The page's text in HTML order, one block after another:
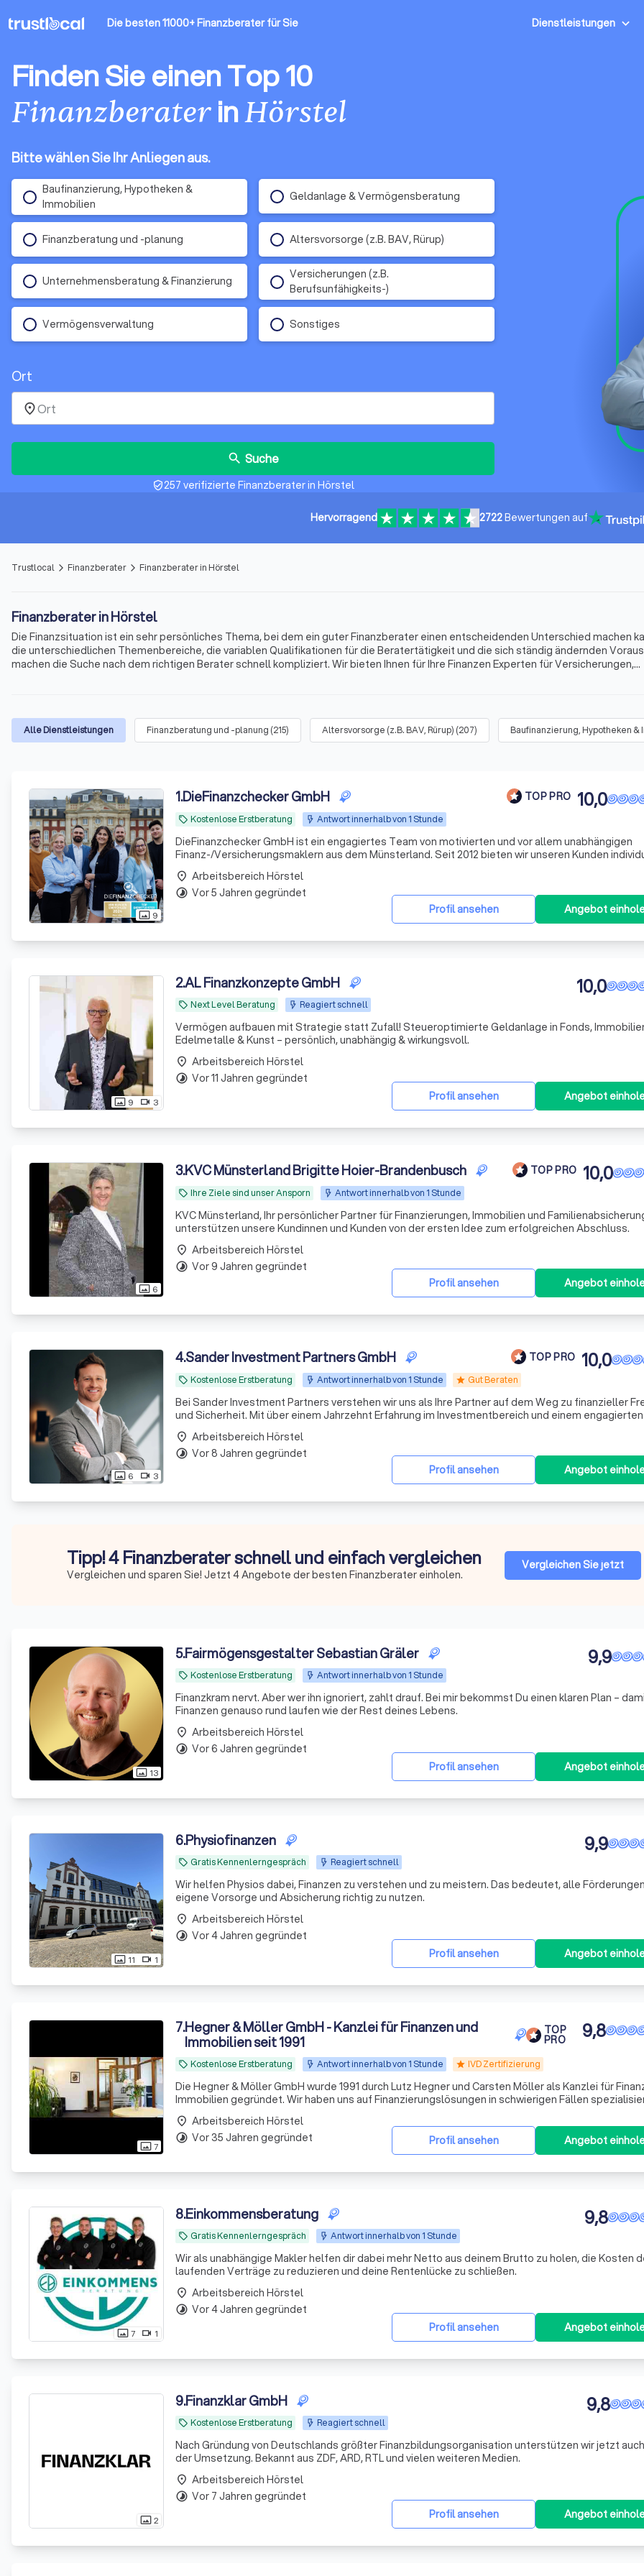
Die besten 11000+ Finanzberater für Sie Dienstleistungen
Finden Sie einen Top 10
FinanzberaterinHörstel
Bitte wählen Sie Ihr Anliegen aus.
Baufinanzierung, Hypotheken &
Immobilien
Geldanlage & Vermögensberatung
Finanzberatung und -planung Altersvorsorge (z.B. BAV, Rürup)
Unternehmensberatung & Finanzierung
Versicherungen (z.B.
Berufsunfähigkeits-)
Vermögensverwaltung Sonstiges
Ort
place
search Suche
verified_user257 verifizierte Finanzberater in Hörstel
Hervorragend 2722Bewertungen auf
Trustlocal arrow_forward_ios Finanzberater arrow_forward_ios Finanzberater in Hörstel
Finanzberater in Hörstel
Die Finanzsituation ist ein sehr persönliches Thema, bei dem ein guter Finanzberater einen entscheidenden Unterschied machen
die unterschiedlichen Themenbereiche, die variablen Qualifikationen für die Beratertätigkeit und die sich ständig ändernden
machen die Suche nach dem richtigen Berater schnell kompliziert. Wir bieten Ihnen für Ihre Finanzen Experten für Versicherungen,
Alle Dienstleistungen Finanzberatung und -planung (215) Altersvorsorge (z.B. BAV, Rürup) (207) Baufinanzierung, Hypotheken &
photo_size_select_actual 9
1.DieFinanzchecker GmbH TOP PRO
local_offer Kostenlose Erstberatung Antwort innerhalb von 1 Stunde
10,0
DieFinanzchecker GmbH ist ein engagiertes Team von motivierten und vor allem unabhängigen
Finanz-/Versicherungsmaklern aus dem Münsterland. Seit 2012 bieten wir unseren Kunden
und zielorientierte Produkte an, wobei wir den Fokus auf Transparenz und Verständlichkeit setzen.
sind uns
Profil ansehen
Angebot
place Arbeitsbereich Hörstel
timelapse Vor 5 Jahren gegründet
photo_size_select_actual 9 videocam 3
2.AL Finanzkonzepte GmbH
local_offer Next Level Beratung Reagiert schnell
10,0
Vermögen aufbauen mit Strategie statt Zufall! Steueroptimierte Geldanlage in Fonds,
Edelmetalle & Kunst – persönlich, unabhängig & wirkungsvoll.
Profil ansehen Angebot
place Arbeitsbereich Hörstel
timelapse Vor 11 Jahren gegründet
photo_size_select_actual 6
3.KVC Münsterland Brigitte Hoier-Brandenbusch TOP PRO
local_offer Ihre Ziele sind unser Ansporn Antwort innerhalb von 1 Stunde
10,0
KVC Münsterland, Ihr persönlicher Partner für Finanzierungen, Immobilien und
unterstützen unsere Kundinnen und Kunden von der ersten Idee zum erfolgreichen Abschluss.
Profil ansehen Angebot
place Arbeitsbereich Hörstel
timelapse Vor 9 Jahren gegründet
photo_size_select_actual 6 videocam 3
4.Sander Investment Partners GmbH TOP PRO
local_offer Kostenlose Erstberatung Antwort innerhalb von 1 Stunde star Gut Beraten
10,0
Bei Sander Investment Partners verstehen wir uns als Ihre Partner auf dem Weg zu finanzieller
und Sicherheit. Mit über einem Jahrzehnt Erfahrung im Investmentbereich und einem engagierten
aus Experten bieten wir maßgeschneiderte Anlagestrategien, die perfekt auf Ihre individuellen
Profil ansehen Angebot
place Arbeitsbereich Hörstel
timelapse Vor 8 Jahren gegründet
Tipp! 4 Finanzberater schnell und einfach vergleichen
Vergleichen und sparen Sie! Jetzt 4 Angebote der besten Finanzberater einholen.
Vergleichen Sie jetzt
photo_size_select_actual 13
5.Fairmögensgestalter Sebastian Gräler
local_offer Kostenlose Erstberatung Antwort innerhalb von 1 Stunde
9,9
Finanzkram nervt. Aber wer ihn ignoriert, zahlt drauf. Bei mir bekommst Du einen klaren Plan –
Finanzen genauso rund laufen wie der Rest deines Lebens.
Profil ansehen Angebot
place Arbeitsbereich Hörstel
timelapse Vor 6 Jahren gegründet
photo_size_select_actual 11 videocam 1
6.Physiofinanzen
local_offer Gratis Kennenlerngespräch Reagiert schnell
9,9
Wir helfen Physios dabei, Finanzen zu verstehen und zu meistern. Das bedeutet, alle
eigene Vorsorge und Absicherung richtig zu nutzen.
Profil ansehen Angebot
place Arbeitsbereich Hörstel
timelapse Vor 4 Jahren gegründet
photo_size_select_actual7
7.Hegner & Möller GmbH - Kanzlei für Finanzen und
Immobilien seit 1991
TOP
PRO
local_offer Kostenlose Erstberatung Antwort innerhalb von 1 Stunde star IVD Zertifizierung
9,8
Die Hegner & Möller GmbH wurde 1991 durch Lutz Hegner und Carsten Möller als Kanzlei für
Immobilien gegründet. Wir haben uns auf Finanzierungslösungen in schwierigen Fällen
Täglich haben wir mit Kunden zu tun, die häufig bei Ihrer Bank eine Kündigung oder Absage
Profil ansehen
Angebot
place Arbeitsbereich Hörstel
timelapse Vor 35 Jahren gegründet
photo_size_select_actual7 videocam 1
8.Einkommensberatung
local_offer Gratis Kennenlerngespräch Antwort innerhalb von 1 Stunde
9,8
Wir als unabhängige Makler helfen dir dabei mehr Netto aus deinem Brutto zu holen, die Kosten
laufenden Verträge zu reduzieren und deine Rentenlücke zu schließen.
Profil ansehen Angebot
place Arbeitsbereich Hörstel
timelapse Vor 4 Jahren gegründet
photo_size_select_actual2
9.Finanzklar GmbH
local_offer Kostenlose Erstberatung Reagiert schnell
9,8
Nach Gründung von Deutschlands größter Finanzbildungsorganisation unterstützen wir jetzt
der Umsetzung. Bekannt aus ZDF, ARD, RTL und vielen weiteren Medien.
Profil ansehen Angebot
place Arbeitsbereich Hörstel
timelapse Vor 7 Jahren gegründet